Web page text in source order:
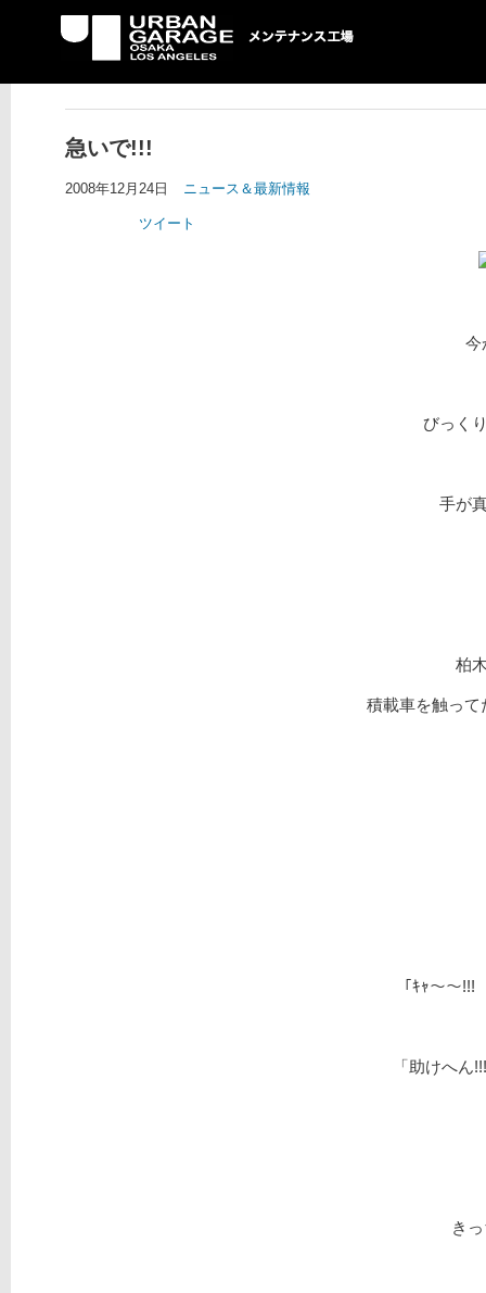
UG メンテナンス工場
急いで!!!
2008年12月24日 ニュース＆最新情報
ツイート
今
びっく
手が
柏
積載車を触って
「ｷｬ～～
「助けへん
き